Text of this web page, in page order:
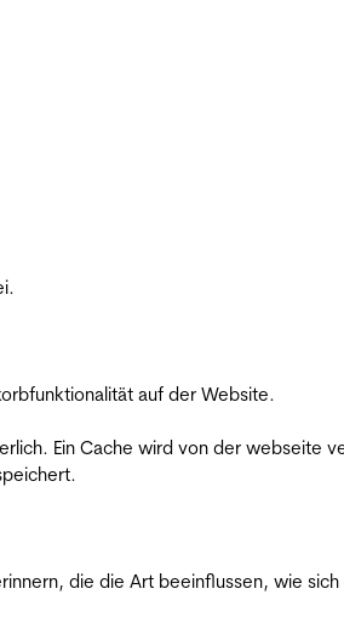
auf der Website.
Ein Cache wird von der
die die Art beeinflussen, wie